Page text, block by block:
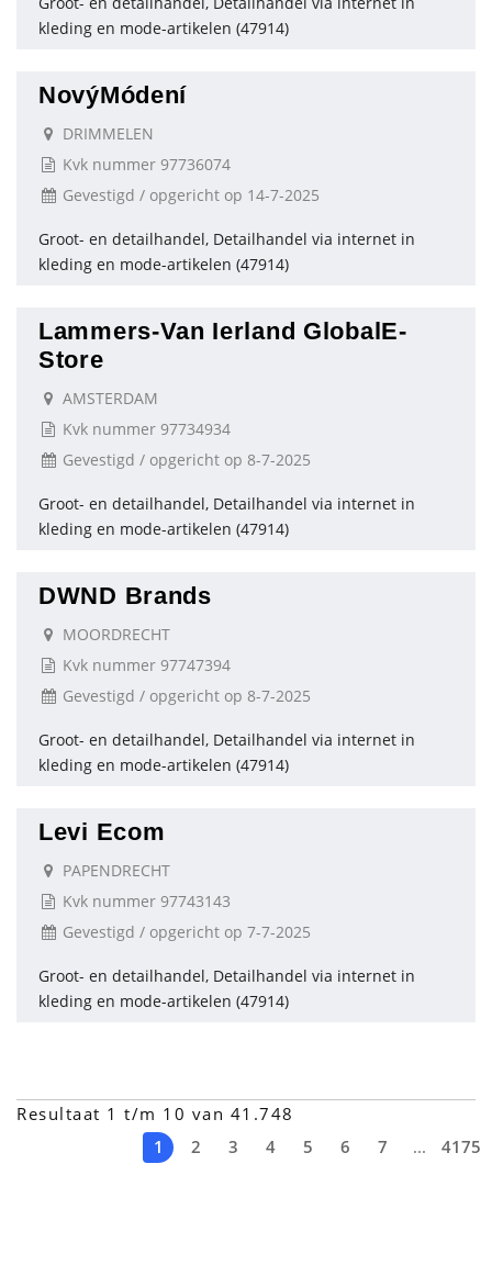
kleding en mode-artikelen (47914)
NovýMódení
DRIMMELEN
Kvk nummer 97736074
Gevestigd / opgericht op 14-7-2025
Groot- en detailhandel, Detailhandel via internet in
kleding en mode-artikelen (47914)
Lammers-Van Ierland GlobalE-
Store
AMSTERDAM
Kvk nummer 97734934
Gevestigd / opgericht op 8-7-2025
Groot- en detailhandel, Detailhandel via internet in
kleding en mode-artikelen (47914)
DWND Brands
MOORDRECHT
Kvk nummer 97747394
Gevestigd / opgericht op 8-7-2025
Groot- en detailhandel, Detailhandel via internet in
kleding en mode-artikelen (47914)
Levi Ecom
PAPENDRECHT
Kvk nummer 97743143
Gevestigd / opgericht op 7-7-2025
Groot- en detailhandel, Detailhandel via internet in
kleding en mode-artikelen (47914)
Resultaat 1 t/m 10 van 41.748
1
2 3 4 5 6 7 ... 4175